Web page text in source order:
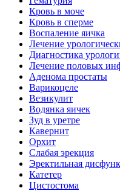
Кровь в моче
Кровь в сперме
Воспаление яичка
Лечение
Диагностика
Лечение половых
Аденома простаты
Варикоцеле
Везикулит
Водянка яичек
Зуд в уретре
Кавернит
Орхит
Слабая эрекция
Эректильная
Катетер
Цистостома